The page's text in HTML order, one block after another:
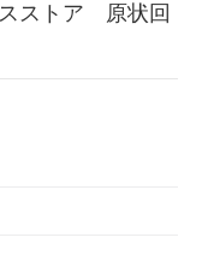
ストア 原状回